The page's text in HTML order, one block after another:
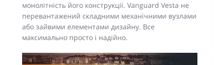
монолітність його конструкції. Vanguard Vesta не
перевантажений складними механічними вузлами
або зайвими елементами дизайну. Все
максимально просто і надійно.